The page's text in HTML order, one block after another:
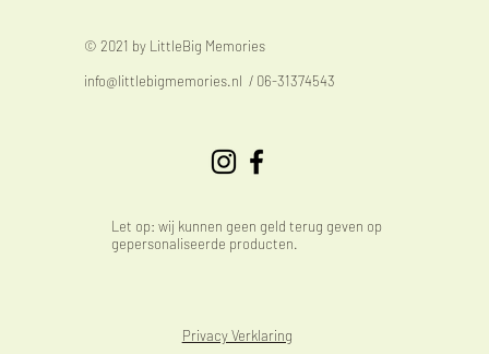
© 2021 by LittleBig Memories
info@littlebigmemories.nl / 06-31374543
Let op: wij kunnen geen geld terug geven op
gepersonaliseerde producten.
Privacy Verklaring